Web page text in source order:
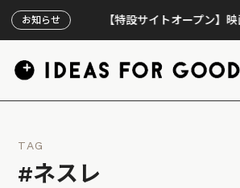
お知らせ【特設サイトオープン】映画『リ
TAG
#ネスレ